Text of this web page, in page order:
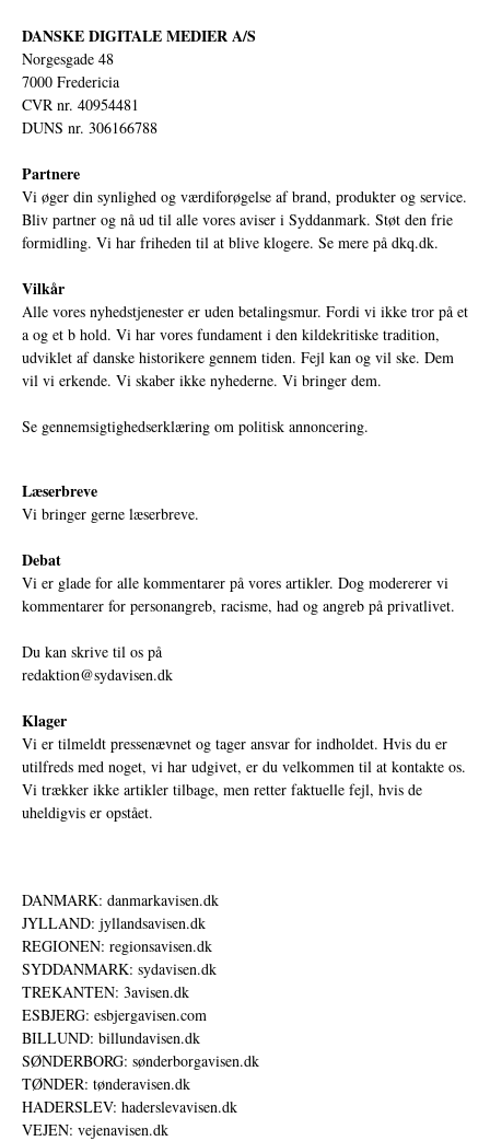
DANSKE DIGITALE MEDIER A/S
Norgesgade 48
7000 Fredericia
CVR nr. 40954481
DUNS nr. 306166788
Partnere
Vi øger din synlighed og værdiforøgelse af brand, produkter og service.
Bliv partner og nå ud til alle vores aviser i Syddanmark. Støt den frie
formidling. Vi har friheden til at blive klogere. Se mere på dkq.dk.
Vilkår
Alle vores nyhedstjenester er uden betalingsmur. Fordi vi ikke tror på et
a og et b hold. Vi har vores fundament i den kildekritiske tradition,
udviklet af danske historikere gennem tiden. Fejl kan og vil ske. Dem
vil vi erkende. Vi skaber ikke nyhederne. Vi bringer dem.
Se gennemsigtighedserklæring om politisk annoncering.
Læserbreve
Vi bringer gerne læserbreve.
Debat
Vi er glade for alle kommentarer på vores artikler. Dog modererer vi
kommentarer for personangreb, racisme, had og angreb på privatlivet.
Du kan skrive til os på
redaktion@sydavisen.dk
Klager
Vi er tilmeldt pressenævnet og tager ansvar for indholdet. Hvis du er
utilfreds med noget, vi har udgivet, er du velkommen til at kontakte os.
Vi trækker ikke artikler tilbage, men retter faktuelle fejl, hvis de
uheldigvis er opstået.
DANMARK: danmarkavisen.dk
JYLLAND: jyllandsavisen.dk
REGIONEN: regionsavisen.dk
SYDDANMARK: sydavisen.dk
TREKANTEN: 3avisen.dk
ESBJERG: esbjergavisen.com
BILLUND: billundavisen.dk
SØNDERBORG: sønderborgavisen.dk
TØNDER: tønderavisen.dk
HADERSLEV: haderslevavisen.dk
VEJEN: vejenavisen.dk